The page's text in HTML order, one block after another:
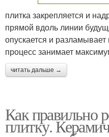
плитка закрепляется и
прямой вдоль линии
опускается и
процесс занимает
читать дальше →
Как правильно
плитку.